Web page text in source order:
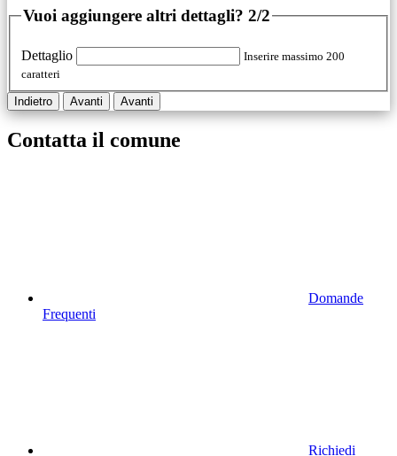
Vuoi aggiungere altri dettagli? 2/2
Dettaglio
Inserire massimo 200
caratteri
Indietro Avanti Avanti
Contatta il comune
Domande
Frequenti
Richiedi